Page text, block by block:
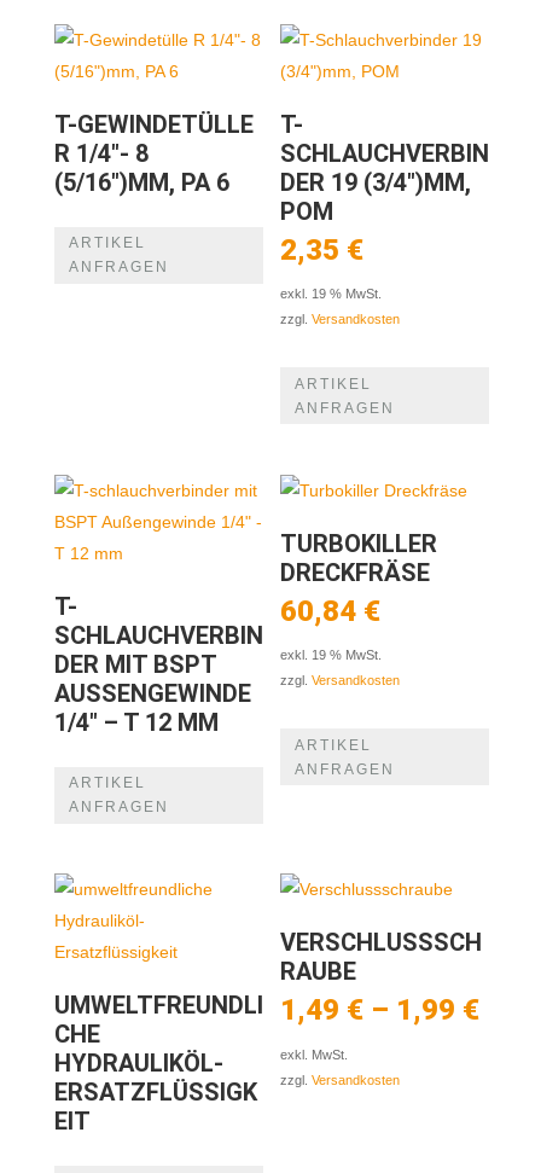
T-GEWINDETÜLLE
R 1/4″- 8
(5/16″)MM, PA 6
ARTIKEL
ANFRAGEN
T-
SCHLAUCHVERBIN
DER 19 (3/4″)MM,
POM
2,35 €
exkl. 19 % MwSt.
zzgl.Versandkosten
ARTIKEL
ANFRAGEN
T-
SCHLAUCHVERBIN
DER MIT BSPT
AUSSENGEWINDE 1
/4″ – T 12 MM
ARTIKEL
ANFRAGEN
TURBOKILLER
DRECKFRÄSE
60,84 €
exkl. 19 % MwSt.
zzgl.Versandkosten
ARTIKEL
ANFRAGEN
UMWELTFREUNDLI
CHE
HYDRAULIKÖL-
ERSATZFLÜSSIGK
EIT
VERSCHLUSSSCH
RAUBE
1,49 € – 1,99 €
exkl. MwSt.
zzgl.Versandkosten